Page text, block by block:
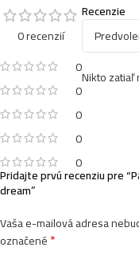
0 recenzií
0
0
0
0
0
Recenzie
Nikto
Pridajte prvú recenziu pre
dream”
Vaša e-mailová adresa
označené*